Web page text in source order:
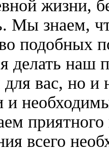
жизни,
Мы знаем,
подобных
делать наш
вас, но и
всего